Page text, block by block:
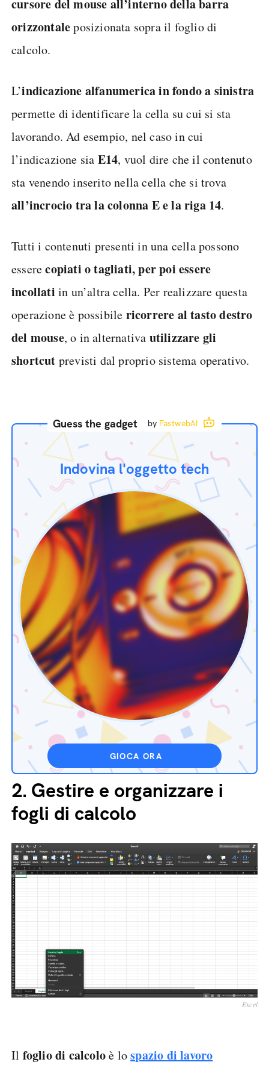
cursore del mouse all’interno della barra
orizzontaleposizionata sopra il foglio di
calcolo.
L’indicazione alfanumerica in fondo a sinistra
permette di identificare la cella su cui si sta
lavorando. Ad esempio, nel caso in cui
l’indicazione sia E14, vuol dire che il contenuto
sta venendo inserito nella cella che si trova
all’incrocio tra la colonna E e la riga 14.
Tutti i contenuti presenti in una cella possono
esserecopiati o tagliati, per poi essere
incollati in un’altra cella. Per realizzare questa
operazione è possibile ricorrere al tasto destro
del mouse, o in alternativa utilizzare gli
shortcut previsti dal proprio sistema operativo.
Guess the gadget by FastwebAI
Indovina l'oggetto tech
GIOCA ORA
2. Gestire e organizzare i
fogli di calcolo
Excel
Il foglio di calcoloè lospazio di lavoro